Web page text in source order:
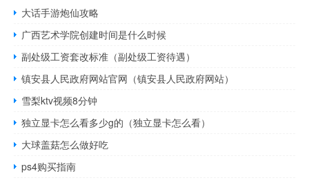
大话手游炮仙攻略
广西艺术学院创建时间是什么时候
副处级工资套改标准（副处级工资待遇）
镇安县人民政府网站官网（镇安县人民政府网站）
雪梨ktv视频8分钟
独立显卡怎么看多少g的（独立显卡怎么看）
大球盖菇怎么做好吃
ps4购买指南